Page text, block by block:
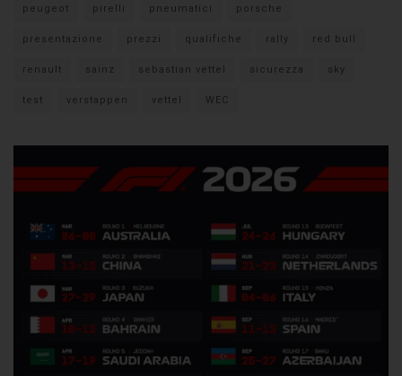
peugeot pirelli pneumatici porsche
presentazione prezzi qualifiche rally red bull
renault sainz sebastian vettel sicurezza sky
test verstappen vettel WEC